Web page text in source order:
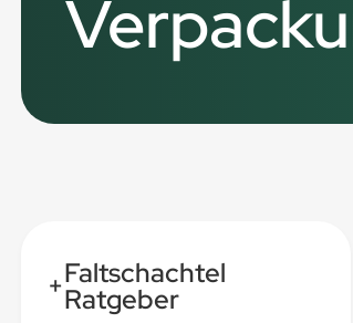
+Faltschachtel
Ratgeber